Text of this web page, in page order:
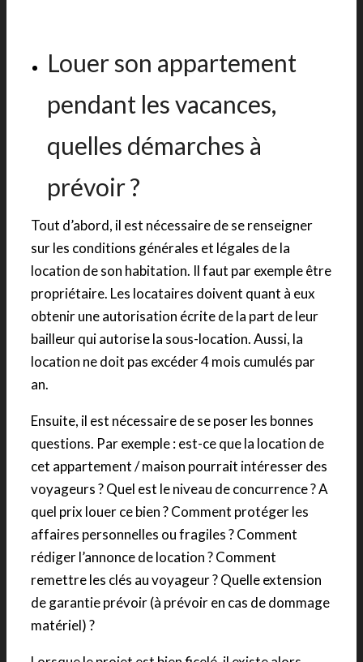
Louer son appartement
pendant les vacances,
quelles démarches à
prévoir ?
Tout d’abord, il est nécessaire de se renseigner
sur les conditions générales et légales de la
location de son habitation. Il faut par exemple être
propriétaire. Les locataires doivent quant à eux
obtenir une autorisation écrite de la part de leur
bailleur qui autorise la sous-location. Aussi, la
location ne doit pas excéder 4 mois cumulés par
an.
Ensuite, il est nécessaire de se poser les bonnes
questions. Par exemple : est-ce que la location de
cet appartement / maison pourrait intéresser des
voyageurs ? Quel est le niveau de concurrence ? A
quel prix louer ce bien ? Comment protéger les
affaires personnelles ou fragiles ? Comment
rédiger l’annonce de location ? Comment
remettre les clés au voyageur ? Quelle extension
de garantie prévoir (à prévoir en cas de dommage
matériel) ?